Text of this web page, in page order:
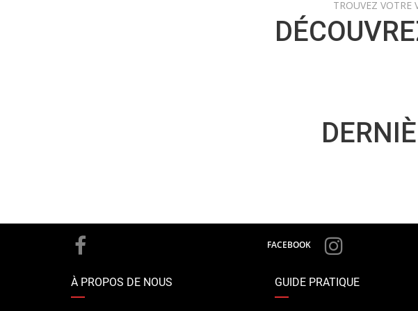
TROUVEZ VOTRE
FACEBOOK
À PROPOS DE NOUS GUIDE PRATIQUE